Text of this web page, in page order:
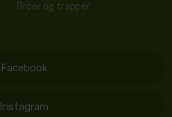
Broer og trapper
Facebook
Instagram